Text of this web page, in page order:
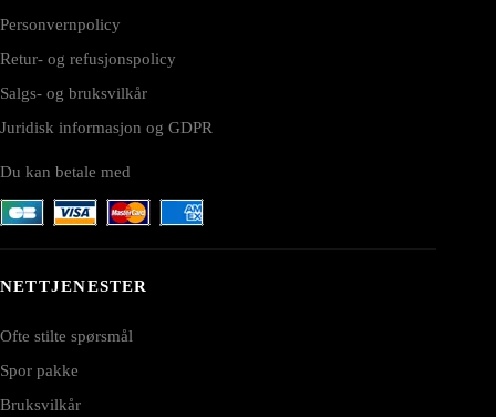
Personvernpolicy
Retur- og refusjonspolicy
Salgs- og bruksvilkår
Juridisk informasjon og GDPR
Du kan betale med
NETTJENESTER
Ofte stilte spørsmål
Spor pakke
Bruksvilkår